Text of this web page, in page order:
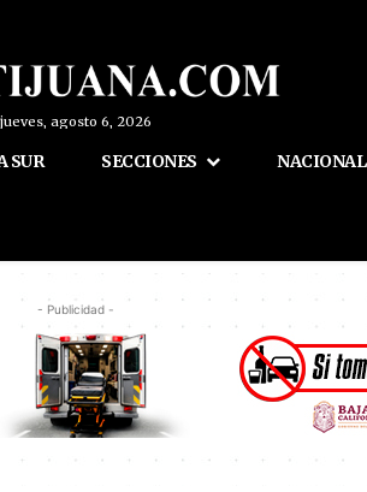
jueves, agosto 6, 2026
SUR SECCIONES NACIONAL
- Publicidad -